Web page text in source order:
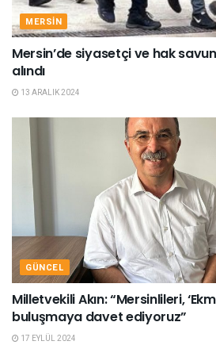
MERSIN
Mersin’de siyasetçi ve hak
alındı
13 ARALIK 2024
GÜNCEL
Milletvekili Akın: “Mersinlileri,
buluşmaya davet ediyoruz”
17 EYLÜL 2024